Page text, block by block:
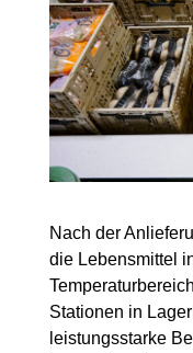
Nach der
die Lebensmittel
Stationen in
leistungsstarke